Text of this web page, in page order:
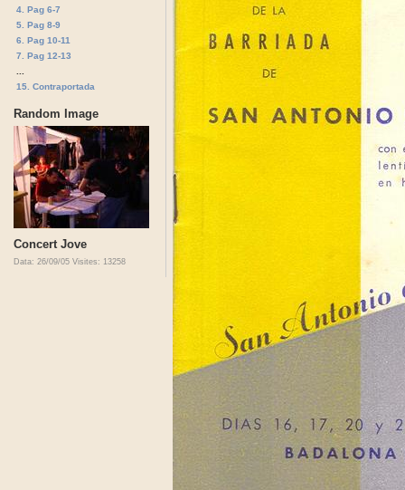
4. Pag 6-7
5. Pag 8-9
6. Pag 10-11
7. Pag 12-13
15. Contraportada
Random Image
Concert Jove
Data: 26/09/05 Visites: 13258